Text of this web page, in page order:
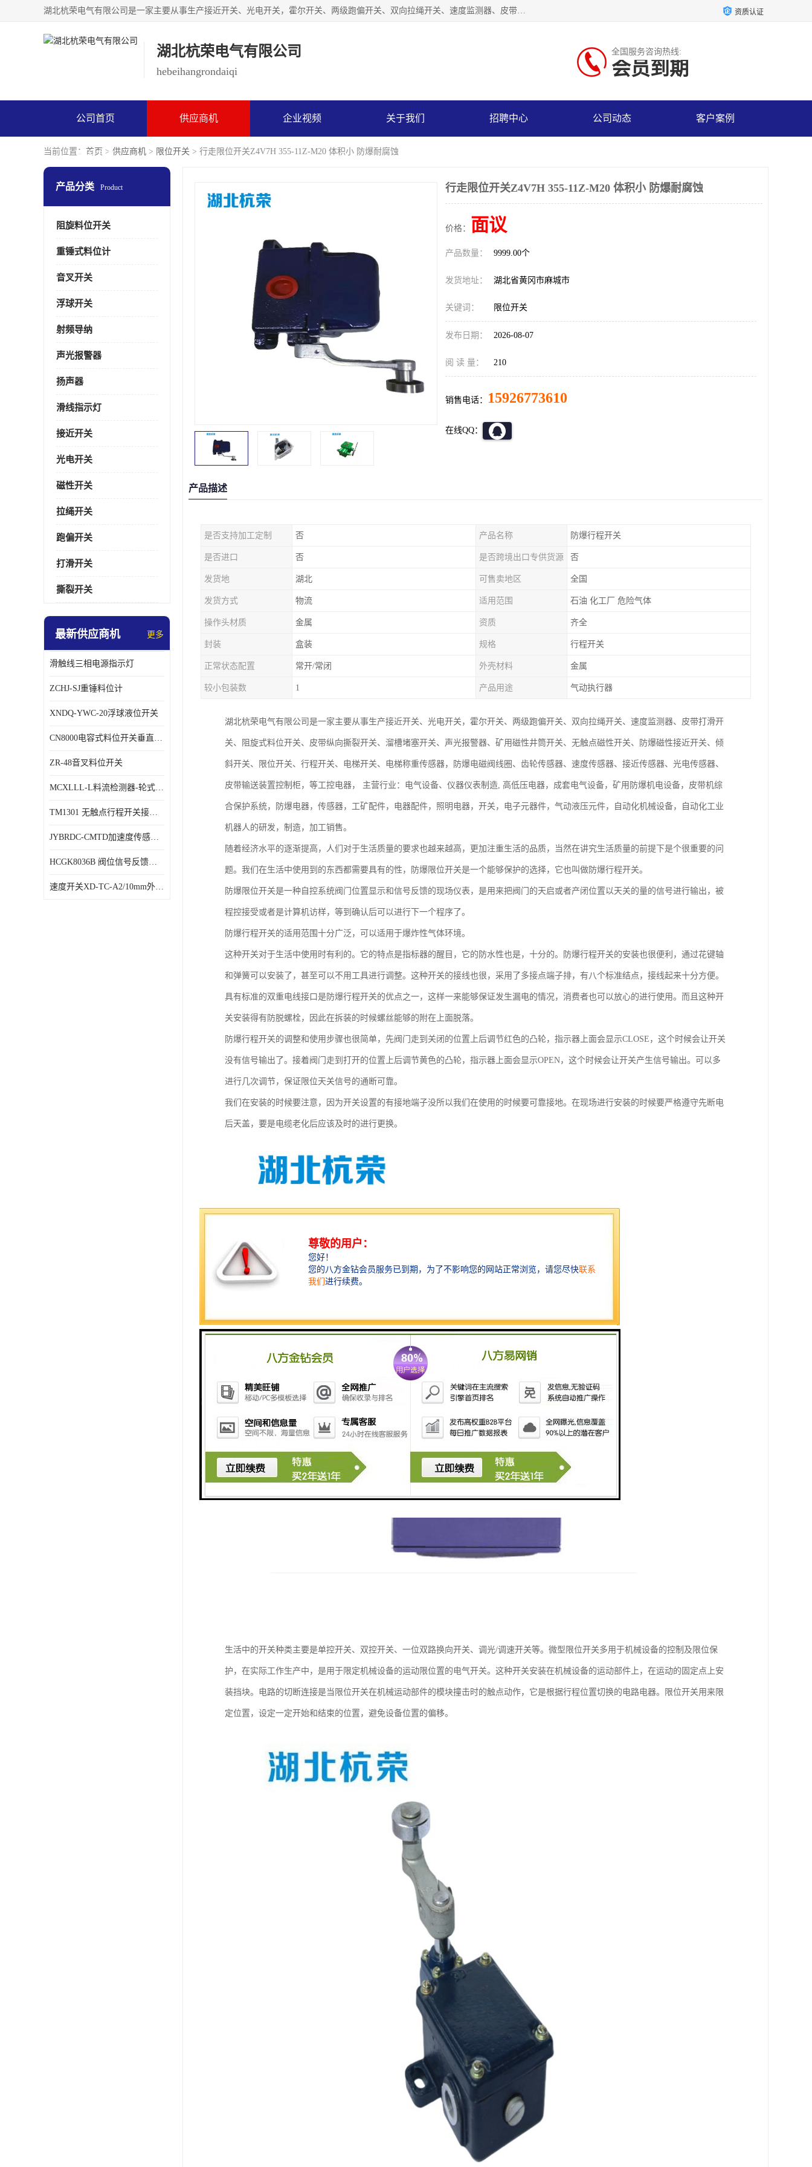
湖北杭荣电气有限公司是一家主要从事生产接近开关、光电开关，霍尔开关、两级跑偏开关、双向拉绳开关、速度监测器、皮带打滑开关、阻旋式料位开关、皮带纵向撕裂开关、溜槽堵塞开关、声光报警器、矿用磁性井筒开关等，主营行业：电气设备、仪器仪表制造, 高低压电器，成套电气设备，矿用防爆机电设备，皮带机综合保护系统，防爆电器，传感器，工矿配件，电器配件，自动化工业机器人的研发，制造，加工销售。 资质认证
湖北杭荣电气有限公司
hebeihangrondaiqi
全国服务咨询热线:
会员到期
公司首页 供应商机 企业视频 关于我们 招聘中心 公司动态 客户案例
联系方式
当前位置： 首页 > 供应商机 > 限位开关 > 行走限位开关Z4V7H 355-11Z-M20 体积小 防爆耐腐蚀
产品分类 Product
阻旋料位开关
重锤式料位计
音叉开关
浮球开关
射频导纳
声光报警器
扬声器
滑线指示灯
接近开关
光电开关
磁性开关
拉绳开关
跑偏开关
打滑开关
撕裂开关
最新供应商机 更多
滑触线三相电源指示灯
ZCHJ-SJ重锤料位计
XNDQ-YWC-20浮球液位开关
CN8000电容式料位开关垂直安装时
ZR-48音叉料位开关
MCXLLL-L料流检测器-轮式煤流信号控制器
TM1301 无触点行程开关接线在交通设备中的稳定性
JYBRDC-CMTD加速度传感器距离远
HCGK8036B 阀位信号反馈装置 限位开关
速度开关XD-TC-A2/10mm外形图
行走限位开关Z4V7H 355-11Z-M20 体积小 防爆耐腐蚀
价格： 面议
产品数量： 9999.00个
发货地址： 湖北省黄冈市麻城市
关键词： 限位开关
发布日期： 2026-08-07
阅 读 量： 210
销售电话： 15926773610
在线QQ：
产品描述
是否支持加工定制 否 产品名称 防爆行程开关
是否进口 否 是否跨境出口专供货源 否
发货地 湖北 可售卖地区 全国
发货方式 物流 适用范围 石油 化工厂 危险气体
操作头材质 金属 资质 齐全
封装 盒装 规格 行程开关
正常状态配置 常开/常闭 外壳材料 金属
较小包装数 1 产品用途 气动执行器
湖北杭荣电气有限公司是一家主要从事生产接近开关、光电开关，霍尔开关、两级跑偏开关、双向拉绳开关、速度监测器、皮带打滑开
关、阻旋式料位开关、皮带纵向撕裂开关、溜槽堵塞开关、声光报警器、矿用磁性井筒开关、无触点磁性开关、防爆磁性接近开关、倾
斜开关、限位开关、行程开关、电梯开关、电梯称重传感器，防爆电磁阀线圈、齿轮传感器、速度传感器、接近传感器、光电传感器、
皮带输送装置控制柜，等工控电器， 主营行业：电气设备、仪器仪表制造, 高低压电器，成套电气设备，矿用防爆机电设备，皮带机综
合保护系统，防爆电器，传感器，工矿配件，电器配件，照明电器，开关，电子元器件，气动液压元件，自动化机械设备，自动化工业
机器人的研发，制造，加工销售。
随着经济水平的逐渐提高，人们对于生活质量的要求也越来越高，更加注重生活的品质，当然在讲究生活质量的前提下是个很重要的问
题。我们在生活中使用到的东西都需要具有的性，防爆限位开关是一个能够保护的选择，它也叫做防爆行程开关。
防爆限位开关是一种自控系统阀门位置显示和信号反馈的现场仪表，是用来把阀门的天启或者产闭位置以天关的量的信号进行输出，被
程控接受或者是计算机访样，等到确认后可以进行下一个程序了。
防爆行程开关的适用范围十分广泛，可以适用于爆炸性气体环境。
这种开关对于生活中使用时有利的。它的特点是指标器的醒目，它的防水性也是，十分的。防爆行程开关的安装也很便利，通过花键轴
和弹簧可以安装了，甚至可以不用工具进行调整。这种开关的接线也很，采用了多接点端子排，有八个标准结点，接线起来十分方便。
具有标准的双重电线接口是防爆行程开关的优点之一，这样一来能够保证发生漏电的情况，消费者也可以放心的进行使用。而且这种开
关安装得有防脱螺栓，因此在拆装的时候螺丝能够的附在上面脱落。
防爆行程开关的调整和使用步骤也很简单，先阀门走到关闭的位置上后调节红色的凸轮，指示器上面会显示CLOSE，这个时候会让开关
没有信号输出了。接着阀门走到打开的位置上后调节黄色的凸轮，指示器上面会显示OPEN，这个时候会让开关产生信号输出。可以多
进行几次调节，保证限位天关信号的通断可靠。
我们在安装的时候要注意，因为开关设置的有接地端子没所以我们在使用的时候要可靠接地。在现场进行安装的时候要严格遵守先断电
后天盖，要是电缆老化后应该及时的进行更换。
生活中的开关种类主要是单控开关、双控开关、一位双路换向开关、调光/调速开关等。微型限位开关多用于机械设备的控制及限位保
护，在实际工作生产中，是用于限定机械设备的运动限位置的电气开关。这种开关安装在机械设备的运动部件上，在运动的固定点上安
装挡块。电路的切断连接是当限位开关在机械运动部件的模块撞击时的触点动作，它是根据行程位置切换的电路电器。限位开关用来限
定位置，设定一定开始和结束的位置，避免设备位置的偏移。